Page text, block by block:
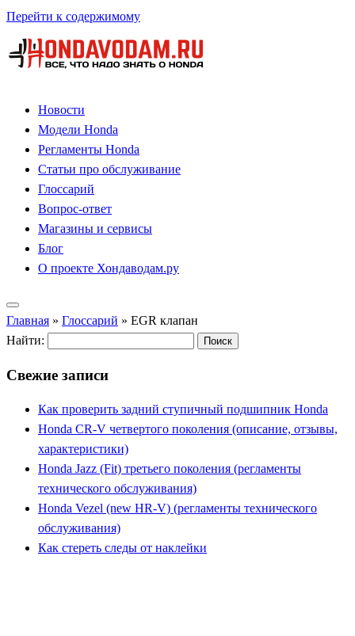
Перейти к содержимому
Новости
Модели Honda
Регламенты Honda
Статьи про обслуживание
Глоссарий
Вопрос-ответ
Магазины и сервисы
Блог
О проекте Хондаводам.ру
Главная » Глоссарий » EGR клапан
Найти:
Свежие записи
Как проверить задний ступичный подшипник Honda
Honda CR-V четвертого поколения (описание, отзывы,
характеристики)
Honda Jazz (Fit) третьего поколения (регламенты
технического обслуживания)
Honda Vezel (new HR-V) (регламенты технического
обслуживания)
Как стереть следы от наклейки